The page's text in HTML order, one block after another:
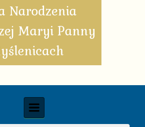
Narodzenia
Maryi Panny